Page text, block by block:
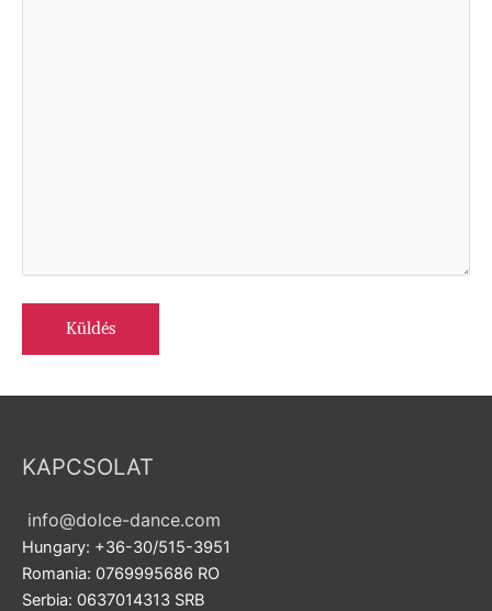
KAPCSOLAT
info@dolce-dance.com
Hungary: +36-30/515-3951
Romania: 0769995686 RO
Serbia: 0637014313 SRB